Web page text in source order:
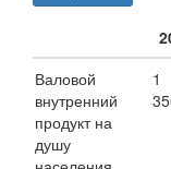
Валовой
внутренний
продукт на
душу
1